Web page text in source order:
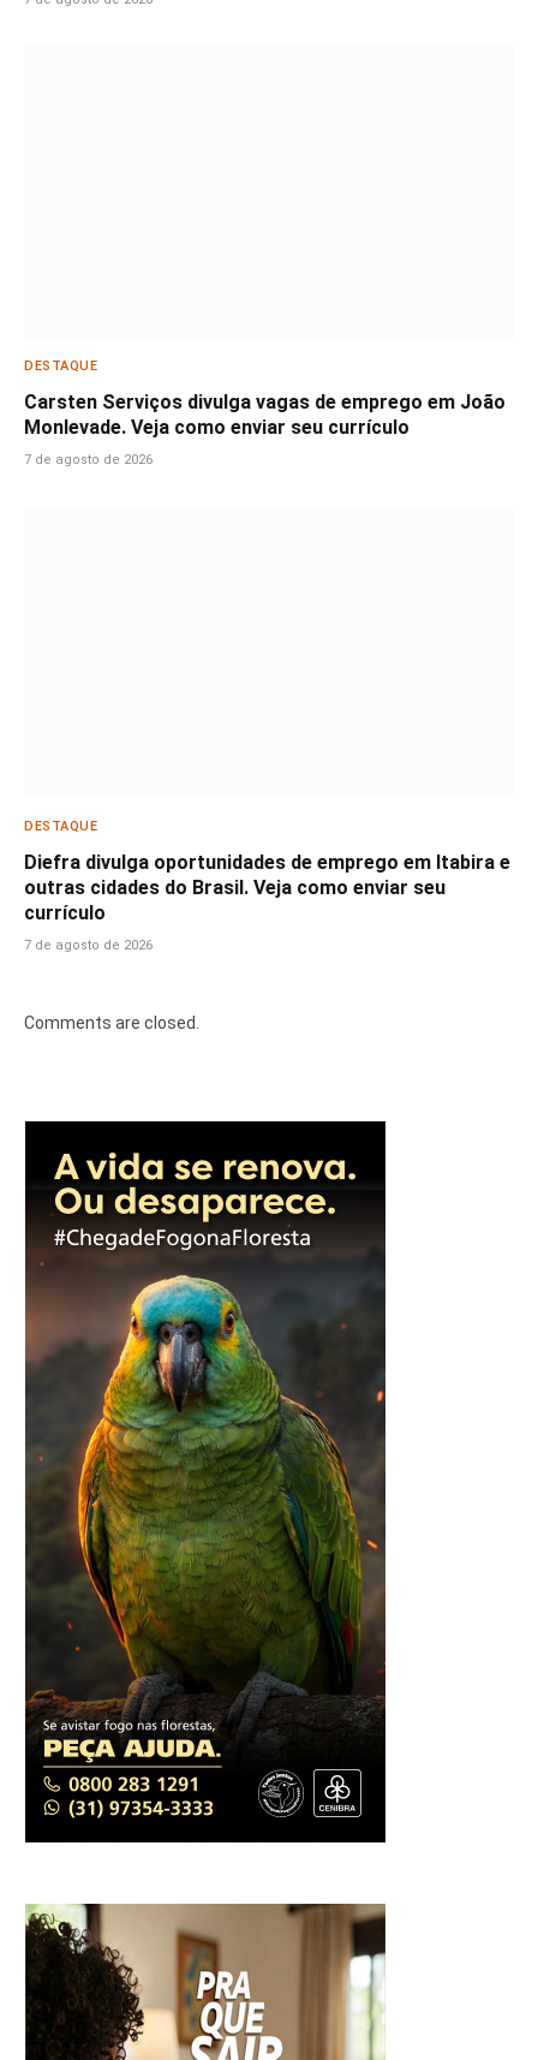
DESTAQUE
Carsten Serviços divulga vagas de emprego em João
Monlevade. Veja como enviar seu currículo
7 de agosto de 2026
DESTAQUE
Diefra divulga oportunidades de emprego em Itabira e
outras cidades do Brasil. Veja como enviar seu
currículo
7 de agosto de 2026
Comments are closed.